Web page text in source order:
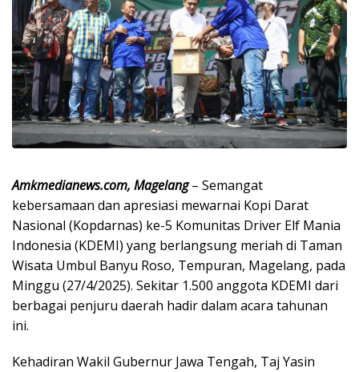
Amkmedianews.com, Magelang– Semangat
kebersamaan dan apresiasi mewarnai Kopi Darat
Nasional (Kopdarnas) ke-5 Komunitas Driver Elf Mania
Indonesia (KDEMI) yang berlangsung meriah di Taman
Wisata Umbul Banyu Roso, Tempuran, Magelang, pada
Minggu (27/4/2025). Sekitar 1.500 anggota KDEMI dari
berbagai penjuru daerah hadir dalam acara tahunan
ini.
Kehadiran Wakil Gubernur Jawa Tengah, Taj Yasin